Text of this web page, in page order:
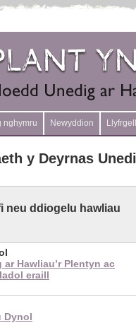
nghymru Newyddion Llyfrgell
y Deyrnas
neu ddiogelu hawliau
Hawliau’r Plentyn ac
eraill
Dynol